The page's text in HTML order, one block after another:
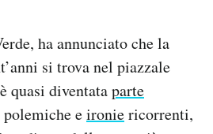
ha annunciato che la
si trova nel piazzale
quasi diventataparte
eironiericorrenti,